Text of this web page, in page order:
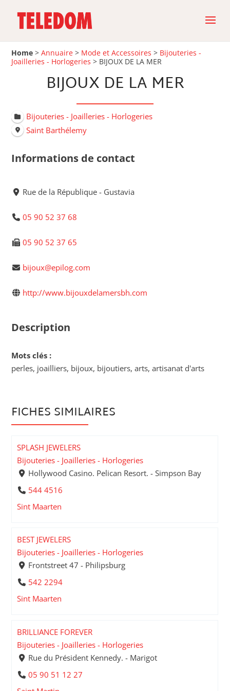
Home >Annuaire > Mode et Accessoires > Bijouteries -
Joailleries - Horlogeries > BIJOUX DE LA MER
BIJOUX DE LA MER
Bijouteries - Joailleries - Horlogeries
Saint Barthélemy
Informations de contact
Rue de la République - Gustavia
05 90 52 37 68
05 90 52 37 65
bijoux@epilog.com
http://www.bijouxdelamersbh.com
Description
Mots clés :
perles, joailliers, bijoux, bijoutiers, arts, artisanat d'arts
FICHES SIMILAIRES
SPLASH JEWELERS
Bijouteries - Joailleries - Horlogeries
Hollywood Casino. Pelican Resort. - Simpson Bay
544 4516
Sint Maarten
BEST JEWELERS
Bijouteries - Joailleries - Horlogeries
Frontstreet 47 - Philipsburg
542 2294
Sint Maarten
BRILLIANCE FOREVER
Bijouteries - Joailleries - Horlogeries
Rue du Président Kennedy. - Marigot
05 90 51 12 27